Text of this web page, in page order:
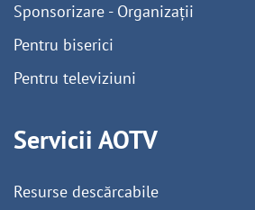
Sponsorizare - Organizații
Pentru biserici
Pentru televiziuni
Servicii AOTV
Resurse descărcabile